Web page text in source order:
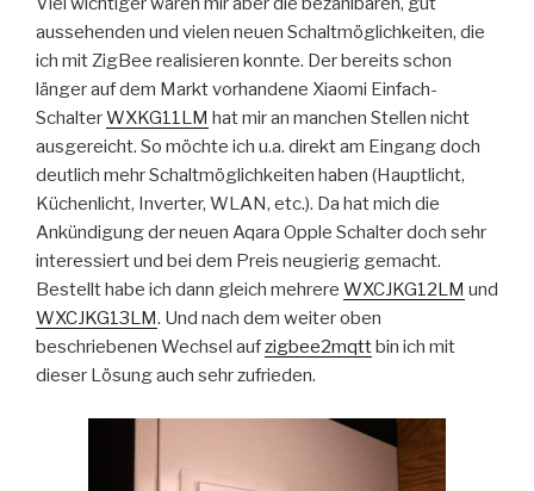
aussehenden und vielen neuen Schaltmöglichkeiten, die
ich mit ZigBee realisieren konnte. Der bereits schon
länger auf dem Markt vorhandene Xiaomi Einfach-
SchalterWXKG11LM hat mir an manchen Stellen nicht
ausgereicht. So möchte ich u.a. direkt am Eingang doch
deutlich mehr Schaltmöglichkeiten haben (Hauptlicht,
Küchenlicht, Inverter, WLAN, etc.). Da hat mich die
Ankündigung der neuen Aqara Opple Schalter doch sehr
interessiert und bei dem Preis neugierig gemacht.
Bestellt habe ich dann gleich mehrere WXCJKG12LM und
WXCJKG13LM. Und nach dem weiter oben
beschriebenen Wechsel aufzigbee2mqttbin ich mit
dieser Lösung auch sehr zufrieden.